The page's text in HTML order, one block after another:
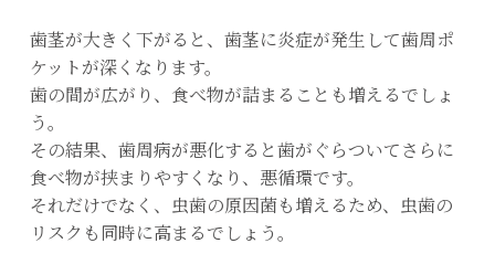
歯茎が大きく下がると、歯茎に炎症が発生して歯周ポ
ケットが深くなります。
歯の間が広がり、食べ物が詰まることも増えるでしょ
う。
その結果、歯周病が悪化すると歯がぐらついてさらに
食べ物が挟まりやすくなり、悪循環です。
それだけでなく、虫歯の原因菌も増えるため、虫歯の
リスクも同時に高まるでしょう。